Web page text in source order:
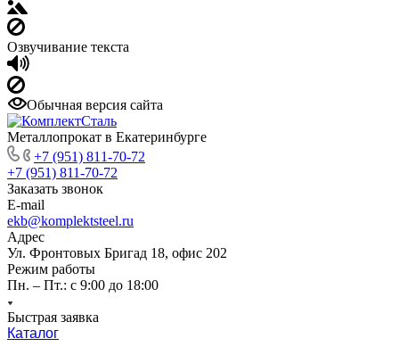
Озвучивание текста
Обычная версия сайта
Металлопрокат в Екатеринбурге
+7 (951) 811-70-72
+7 (951) 811-70-72
Заказать звонок
E-mail
ekb@komplektsteel.ru
Адрес
Ул. Фронтовых Бригад 18, офис 202
Режим работы
Пн. – Пт.: с 9:00 до 18:00
Быстрая заявка
Каталог